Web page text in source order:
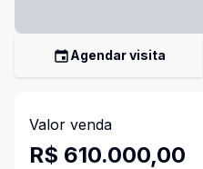
Agendar visita
Valor venda
R$ 610.000,00